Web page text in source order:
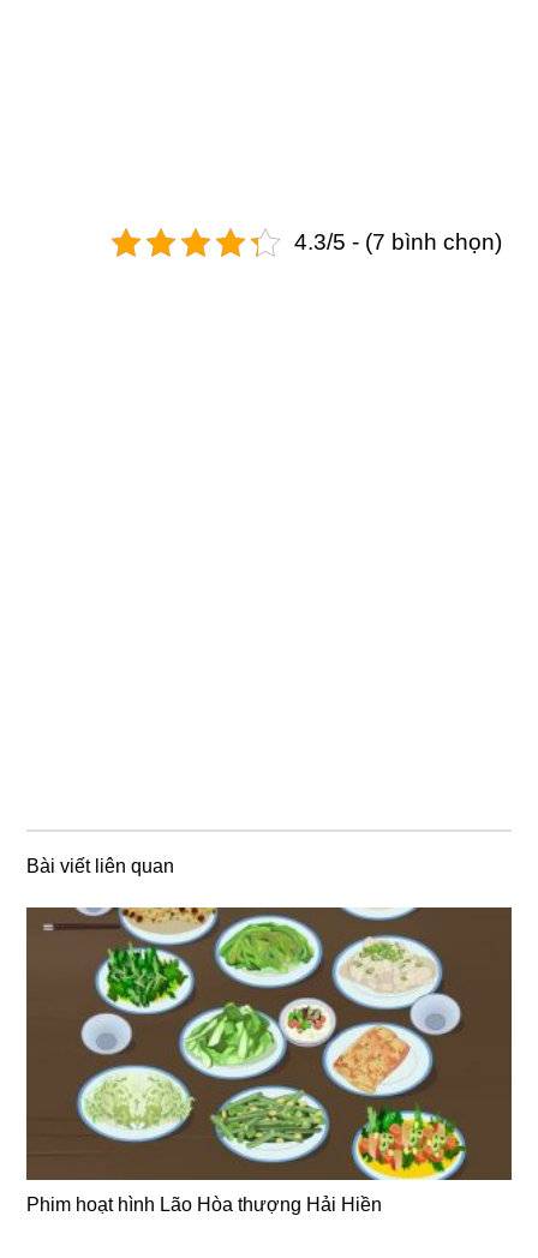
4.3/5 - (7 bình chọn)
Bài viết liên quan
Phim hoạt hình Lão Hòa thượng Hải Hiền